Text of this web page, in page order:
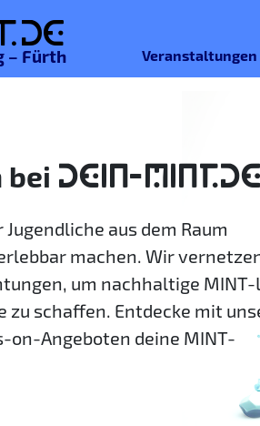
de
– Fürth Veranstaltungen
bei DEIN-
Jugendliche aus dem Raum
machen. Wir
um nachhaltige
zu schaffen. Entdecke mit
on-Angeboten deine MINT-